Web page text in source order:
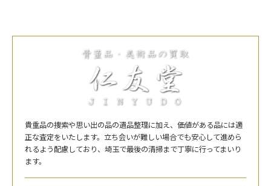
貴重品の捜索や思い出の品の遺品整理に加え、価値がある品には適
正な査定をいたします。立ち会いが難しい場合でも安心して進めら
れるよう配慮しており、埼玉で最後の清掃まで丁寧に行ってまいり
ます。